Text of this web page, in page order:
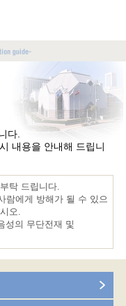
다.
내용을 안내해 드립니
탁 드립니다.
람에게 방해가 될 수 있으
오.
성의 무단전재 및